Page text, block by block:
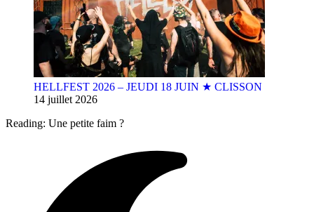
HELLFEST 2026 – JEUDI 18 JUIN ★ CLISSON
14 juillet 2026
Reading: Une petite faim ?